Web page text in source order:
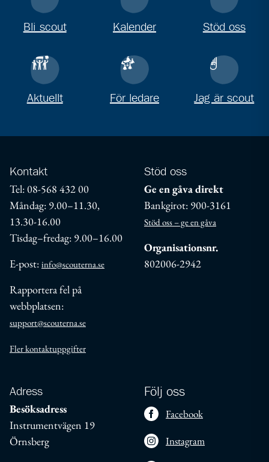
Bli scout Kalender Stöd oss
Aktuellt För ledare Jag är scout
Kontakt
Tel: 08-568 432 00
Måndag: 9.00–11.30,
13.30-16.00
Tisdag–fredag: 9.00–16.00
E-post: info@scouterna.se
Rapportera fel på
webbplatsen:
support@scouterna.se
Fler kontaktuppgifter
Stöd oss
Ge en gåva direkt
Bankgirot: 900-3161
Stöd oss – ge en gåva
Organisationsnr.
802006-2942
Adress
Besöksadress
Instrumentvägen 19
Örnsberg
Följ oss
Facebook
Instagram